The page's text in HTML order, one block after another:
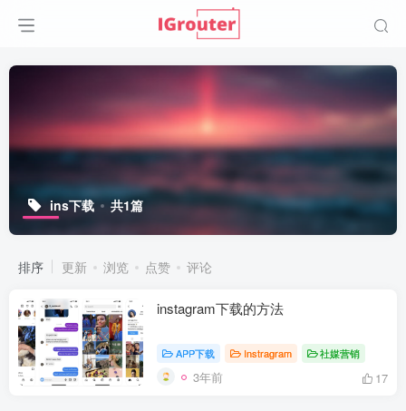
ins下载 共1篇
排序 更新 浏览 点赞 评论
instagram下载的方法
APP下载 Instragram 社媒营销
3年前 17